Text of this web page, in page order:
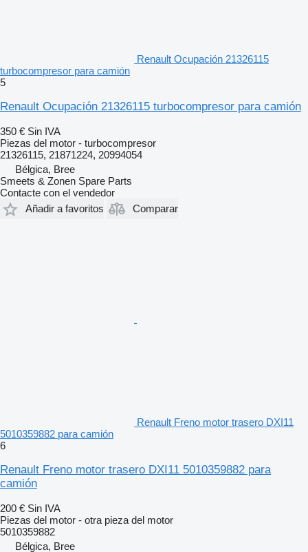
Renault Ocupación 21326115
turbocompresor para camión
5
Renault Ocupación 21326115 turbocompresor para camión
350 € Sin IVA
Piezas del motor - turbocompresor
21326115, 21871224, 20994054
Bélgica, Bree
Smeets & Zonen Spare Parts
Contacte con el vendedor
Añadir a favoritos
Comparar
Renault Freno motor trasero DXI11
5010359882 para camión
6
Renault Freno motor trasero DXI11 5010359882 para
camión
200 € Sin IVA
Piezas del motor - otra pieza del motor
5010359882
Bélgica, Bree